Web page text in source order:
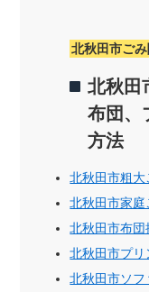
北秋田市ご
北秋田
布団、
方法
北秋田市粗
北秋田市家
北秋田市布団
北秋田市プ
北秋田市ソ